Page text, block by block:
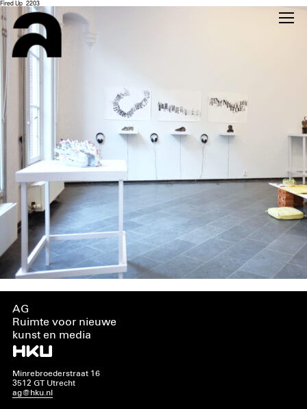
Fired Up_2203
AG
Ruimte voor nieuwe
kunst en media
Minrebroederstraat 16
3512 GT Utrecht
ag@hku.nl